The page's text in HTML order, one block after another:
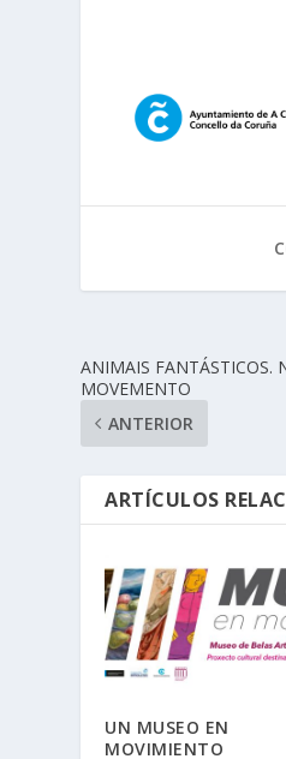
ANIMAIS FANTÁSTICOS.
MOVEMENTO
ANTERIOR
ARTÍCULOS
UN MUSEO EN
MOVIMIENTO